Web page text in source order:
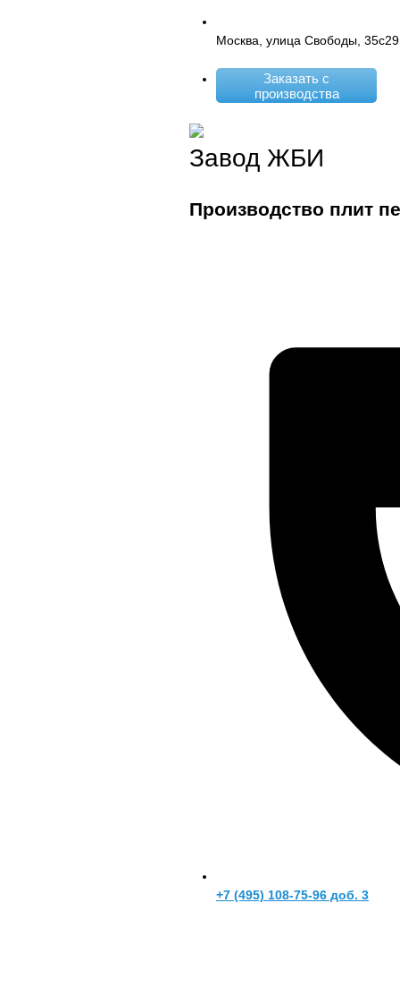
Москва, улица Свободы, 35с29
Заказать с
производства
Завод ЖБИ
Производство плит
+7 (495) 108-75-96 доб. 3